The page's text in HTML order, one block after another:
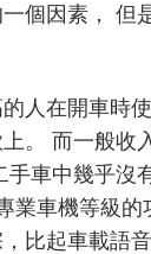
個因素， 但
人在開車時
。 而一般收
車中幾乎沒
業車機等級
比起車載語